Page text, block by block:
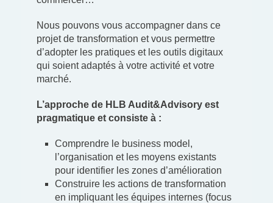
Nous pouvons vous accompagner dans ce
projet de transformation et vous permettre
d’adopter les pratiques et les outils digitaux
qui soient adaptés à votre activité et votre
marché.
L’approche de HLB Audit&Advisory est
pragmatique et consiste à :
Comprendre le business model,
l’organisation et les moyens existants
pour identifier les zones d’amélioration
Construire les actions de transformation
en impliquant les équipes internes (focus